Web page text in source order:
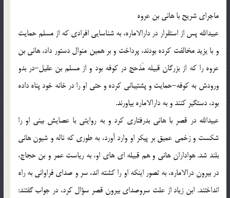
ماجرای شریح با هانی بن عروه
عبیدالله پس از استقرار در دارالاماره، به شناسایی افرادی که از مسلم حمایت
و با یزید مخالفت کرده بودند، پرداخت و بر همین منوال دستور داد، هانی بن
عروه را که از بزرگان قبیله مَذحج در کوفه بود و از مسلم بن عقیل-در بدو
ورودش به کوفه-حمایت و پشتیبانی کرده و حتی او را در خانه خود پناه داده
بود، دستگیر کنند و به دارالاماره بیاورند.
عبیدالله در قصر با هانی بدرفتاری کرد و به روایتی با عصایش بینی او را
شکست و زخمی عمیق بر پیکر او وارد آورد، به طوری که ناله و شیون هانی
بلند شد. هواداران هانی و هم قبیله ای های او، به ریاست عمر و بن حجاج،
در بیرون درالاماره، به تصور اینکه او را کشته اند، سر و صدای فراوانی به راه
انداختند. ابن زیاد از علت سروصدای بیرون قصر سؤال کرد، در جواب گفتند: